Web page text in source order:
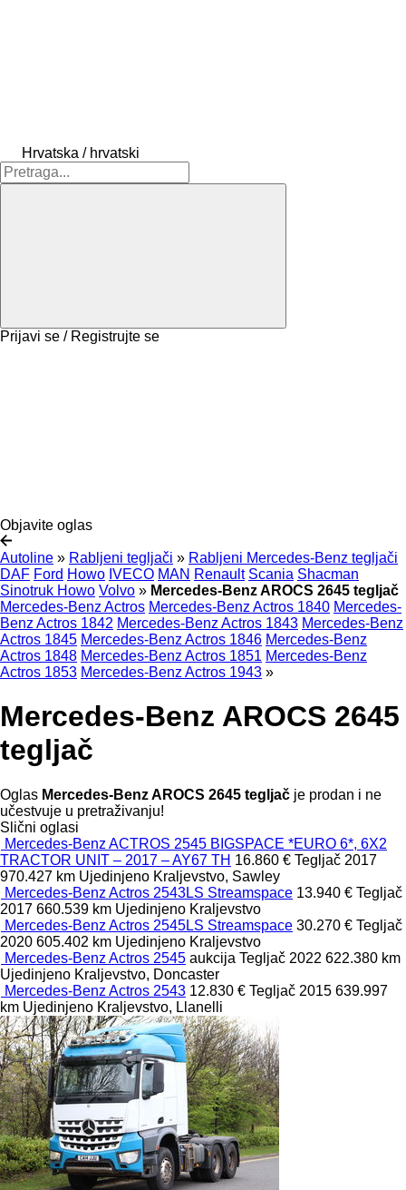
Hrvatska / hrvatski
Prijavi se / Registrujte se
Objavite oglas
Autoline » Rabljeni tegljači » Rabljeni Mercedes-Benz tegljači
DAF Ford Howo IVECO MAN Renault Scania Shacman
Sinotruk Howo Volvo » Mercedes-Benz AROCS 2645 tegljač
Mercedes-Benz Actros Mercedes-Benz Actros 1840 Mercedes-
Benz Actros 1842 Mercedes-Benz Actros 1843 Mercedes-Benz
Actros 1845 Mercedes-Benz Actros 1846 Mercedes-Benz
Actros 1848 Mercedes-Benz Actros 1851 Mercedes-Benz
Actros 1853 Mercedes-Benz Actros 1943 »
Mercedes-Benz AROCS 2645
tegljač
Oglas Mercedes-Benz AROCS 2645 tegljač je prodan i ne
učestvuje u pretraživanju!
Slični oglasi
Mercedes-Benz ACTROS 2545 BIGSPACE *EURO 6*, 6X2
TRACTOR UNIT – 2017 – AY67 TH 16.860 € Tegljač 2017
970.427 km Ujedinjeno Kraljevstvo, Sawley
Mercedes-Benz Actros 2543LS Streamspace 13.940 € Tegljač
2017 660.539 km Ujedinjeno Kraljevstvo
Mercedes-Benz Actros 2545LS Streamspace 30.270 € Tegljač
2020 605.402 km Ujedinjeno Kraljevstvo
Mercedes-Benz Actros 2545 aukcija Tegljač 2022 622.380 km
Ujedinjeno Kraljevstvo, Doncaster
Mercedes-Benz Actros 2543 12.830 € Tegljač 2015 639.997
km Ujedinjeno Kraljevstvo, Llanelli